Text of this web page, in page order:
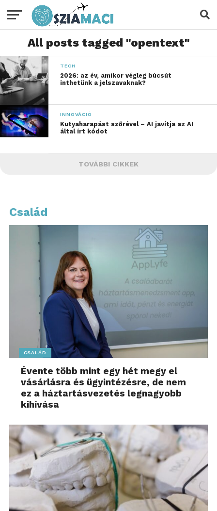
All posts tagged "opentext"
TECH
2026: az év, amikor végleg búcsút
inthetünk a jelszavaknak?
INNOVÁCIÓ
Kutyaharapást szőrével – AI javítja az AI
által írt kódot
TOVÁBBI CIKKEK
Család
CSALÁD
Évente több mint egy hét megy el
vásárlásra és ügyintézésre, de nem
ez a háztartásvezetés legnagyobb
kihívása